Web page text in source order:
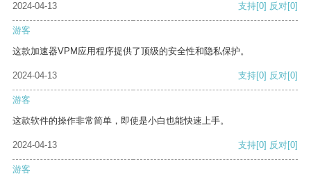
2024-04-13 支持[0] 反对[0]
游客
这款加速器VPM应用程序提供了顶级的安全性和隐私保护。
2024-04-13 支持[0] 反对[0]
游客
这款软件的操作非常简单，即使是小白也能快速上手。
2024-04-13 支持[0] 反对[0]
游客